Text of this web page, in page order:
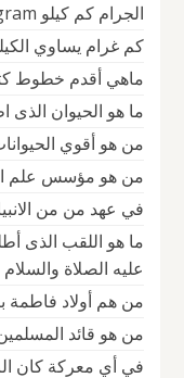
الجرام كم كيلو Gram to Kilogram
كم غرام يساوي
ماهي أقدم خطوط
ما هو الحيوان
من هو أقوي
من هو مؤسس علم الجبر
في عهد من من
ما هو اللقب الذى
عليه الصلاة والسلام
من هم أولاد فاطمة
من هو قائد المسلمين
في أي معركة كان